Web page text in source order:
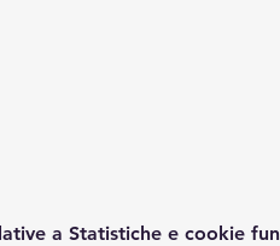
a Statistiche e cookie